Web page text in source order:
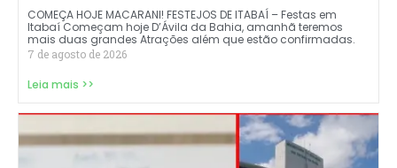
COMEÇA HOJE MACARANI! FESTEJOS DE ITABAÍ – Festas em
Itabaí Começam hoje D’Ávila da Bahia, amanhã teremos
mais duas grandes Atrações além que estão confirmadas.
7 de agosto de 2026
Leia mais >>